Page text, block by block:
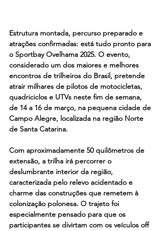
Estrutura montada, percurso preparado e
atrações confirmadas: está tudo pronto para
o Sportbay Ovelhama 2025. O evento,
considerado um dos maiores e melhores
encontros de trilheiros do Brasil, pretende
atrair milhares de pilotos de motocicletas,
quadriciclos e UTVs neste fim de semana,
de 14 a 16 de março, na pequena cidade de
Campo Alegre, localizada na região Norte
de Santa Catarina.
Com aproximadamente 50 quilômetros de
extensão, a trilha irá percorrer o
deslumbrante interior da região,
caracterizada pelo relevo acidentado e
charme das construções que remetem à
colonização polonesa. O trajeto foi
especialmente pensado para que os
participantes se divirtam com os veículos off